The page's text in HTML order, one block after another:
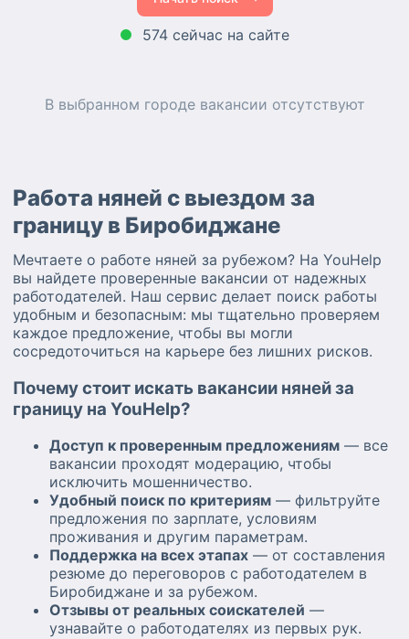
574 сейчас на сайте
В выбранном городе вакансии отсутствуют
Работа няней с выездом за
границу в Биробиджане
Мечтаете о работе няней за рубежом? На YouHelp
вы найдете проверенные вакансии от надежных
работодателей. Наш сервис делает поиск работы
удобным и безопасным: мы тщательно проверяем
каждое предложение, чтобы вы могли
сосредоточиться на карьере без лишних рисков.
Почему стоит искать вакансии няней за
границу на YouHelp?
Доступ к проверенным предложениям — все
вакансии проходят модерацию, чтобы
исключить мошенничество.
Удобный поиск по критериям — фильтруйте
предложения по зарплате, условиям
проживания и другим параметрам.
Поддержка на всех этапах — от составления
резюме до переговоров с работодателем в
Биробиджане и за рубежом.
Отзывы от реальных соискателей —
узнавайте о работодателях из первых рук.